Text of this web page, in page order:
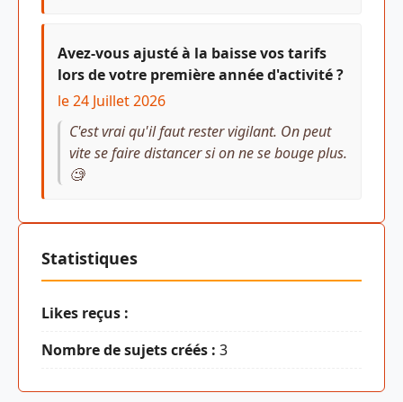
Avez-vous ajusté à la baisse vos tarifs
lors de votre première année d'activité ?
le 24 Juillet 2026
C'est vrai qu'il faut rester vigilant. On peut
vite se faire distancer si on ne se bouge plus.
🧐
Statistiques
Likes reçus :
Nombre de sujets créés : 3